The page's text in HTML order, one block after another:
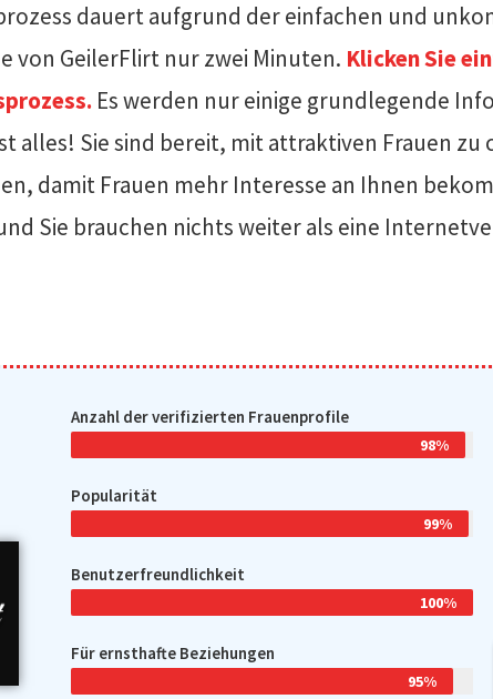
dauert aufgrund der einfachen und
von GeilerFlirt nur zwei Minuten. Klicken Sie
Es werden nur einige grundlegende
alles! Sie sind bereit, mit attraktiven Frauen zu
damit Frauen mehr Interesse an Ihnen
Sie brauchen nichts weiter als eine
Anzahl der verifizierten Frauenprofile
98%
Popularität
99%
Benutzerfreundlichkeit
100%
Für ernsthafte Beziehungen
95%